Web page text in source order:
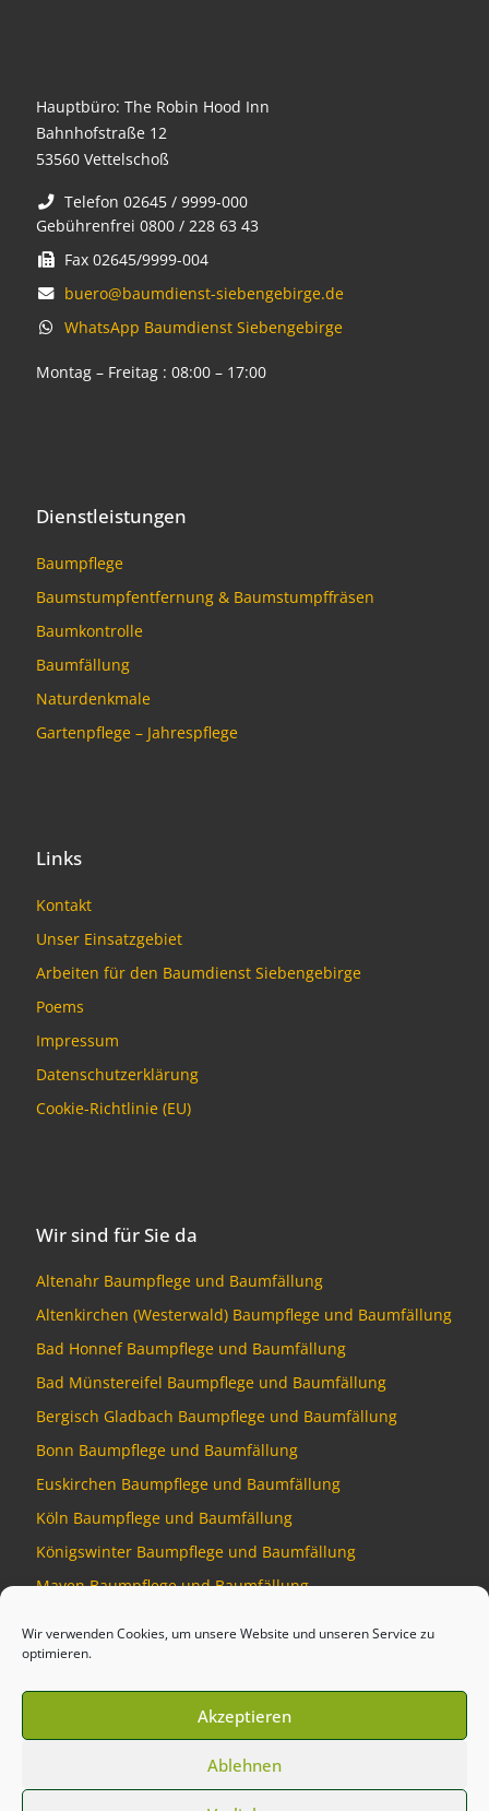
Wir verwenden Cookies, um unsere Website und unseren Service zu
optimieren.
Akzeptieren
Ablehnen
Hauptbüro: The Robin Hood Inn
Bahnhofstraße 12
53560 Vettelschoß
Telefon 02645 / 9999-000
Gebührenfrei 0800 / 228 63 43
Fax 02645/9999-004
buero@baumdienst-siebengebirge.de
WhatsApp Baumdienst Siebengebirge
Montag – Freitag : 08:00 – 17:00
Dienstleistungen
Baumpflege
Baumstumpfentfernung & Baumstumpffräsen
Baumkontrolle
Baumfällung
Naturdenkmale
Gartenpflege – Jahrespflege
Links
Kontakt
Unser Einsatzgebiet
Arbeiten für den Baumdienst Siebengebirge
Poems
Impressum
Datenschutzerklärung
Cookie-Richtlinie (EU)
Wir sind für Sie da
Altenahr Baumpflege und Baumfällung
Altenkirchen (Westerwald) Baumpflege und Baumfällung
Bad Honnef Baumpflege und Baumfällung
Bad Münstereifel Baumpflege und Baumfällung
Bergisch Gladbach Baumpflege und Baumfällung
Bonn Baumpflege und Baumfällung
Euskirchen Baumpflege und Baumfällung
Köln Baumpflege und Baumfällung
Königswinter Baumpflege und Baumfällung
Mayen Baumpflege und Baumfällung
Baumdienst Siebengebirge
Developed by Talking Pixel